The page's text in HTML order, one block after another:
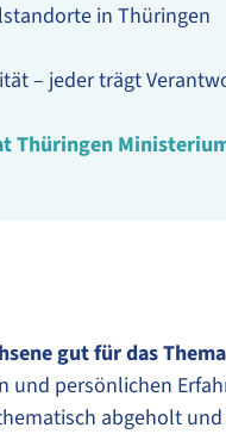
in Thüringen
– jeder trägt
Thüringen
gut für das
und persönlichen
abgeholt